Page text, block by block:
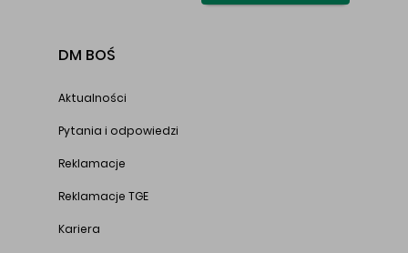
DM BOŚ
Aktualności
Pytania i odpowiedzi
Reklamacje
Reklamacje TGE
Kariera